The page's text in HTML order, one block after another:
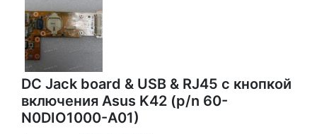
DC Jack board & USB & RJ45 с кнопкой
включения Asus K42 (p/n 60-
N0DIO1000-A01)